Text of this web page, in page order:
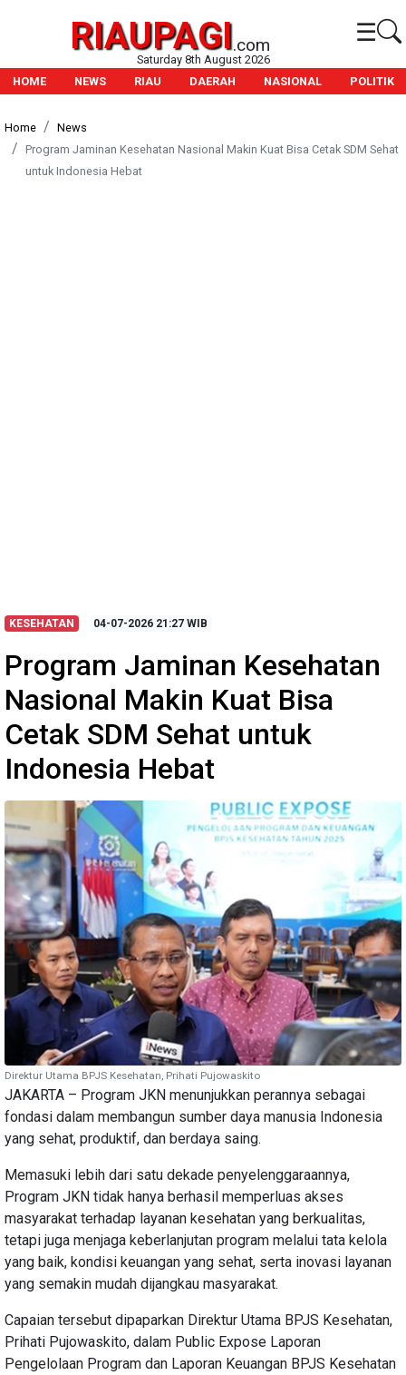
RIAUPAGI.com ☰
Saturday 8th August 2026
HOME
NEWS RIAU DAERAH NASIONAL POLITIK
Home
News
Program Jaminan Kesehatan Nasional Makin Kuat Bisa Cetak SDM Sehat
untuk Indonesia Hebat
KESEHATAN 04-07-2026 21:27 WIB
Program Jaminan Kesehatan
Nasional Makin Kuat Bisa
Cetak SDM Sehat untuk
Indonesia Hebat
Direktur Utama BPJS Kesehatan, Prihati Pujowaskito
JAKARTA – Program JKN menunjukkan perannya sebagai
fondasi dalam membangun sumber daya manusia Indonesia
yang sehat, produktif, dan berdaya saing.
Memasuki lebih dari satu dekade penyelenggaraannya,
Program JKN tidak hanya berhasil memperluas akses
masyarakat terhadap layanan kesehatan yang berkualitas,
tetapi juga menjaga keberlanjutan program melalui tata kelola
yang baik, kondisi keuangan yang sehat, serta inovasi layanan
yang semakin mudah dijangkau masyarakat.
Capaian tersebut dipaparkan Direktur Utama BPJS Kesehatan,
Prihati Pujowaskito, dalam Public Expose Laporan
Pengelolaan Program dan Laporan Keuangan BPJS Kesehatan